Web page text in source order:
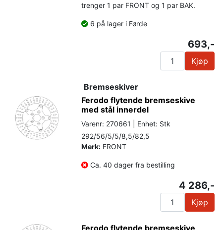
trenger 1 par FRONT og 1 par BAK.
6 på lager i Førde
693,-
Kjøp
Bremseskiver
Ferodo flytende bremseskive
med stål innerdel
Varenr: 270661 | Enhet: Stk
292/56/5/5/8,5/82,5
Merk: FRONT
Ca. 40 dager fra bestilling
4 286,-
Kjøp
Ferodo flytende bremseskive